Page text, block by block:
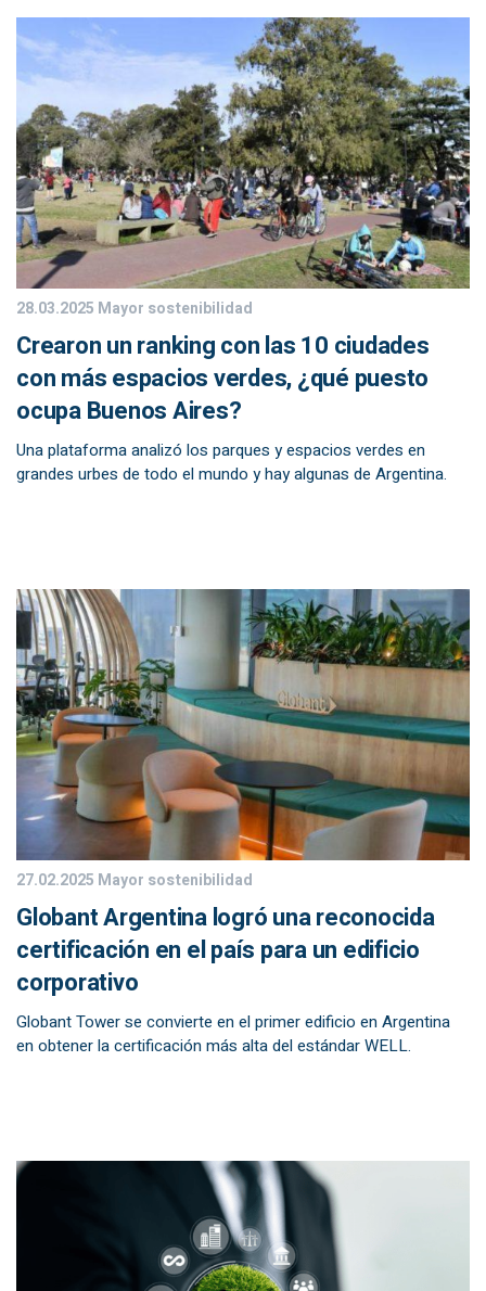
28.03.2025 Mayor sostenibilidad
Crearon un ranking con las 10 ciudades
con más espacios verdes, ¿qué puesto
ocupa Buenos Aires?
Una plataforma analizó los parques y espacios verdes en
grandes urbes de todo el mundo y hay algunas de Argentina.
27.02.2025 Mayor sostenibilidad
Globant Argentina logró una reconocida
certificación en el país para un edificio
corporativo
Globant Tower se convierte en el primer edificio en Argentina
en obtener la certificación más alta del estándar WELL.